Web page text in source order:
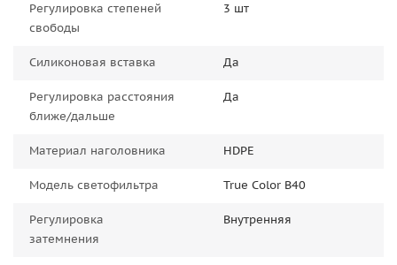
Регулировка степеней
свободы
3 шт
Силиконовая вставка Да
Регулировка расстояния
ближе/дальше
Да
Материал наголовника HDPE
Модель светофильтра True Color B40
Регулировка
затемнения
Внутренняя